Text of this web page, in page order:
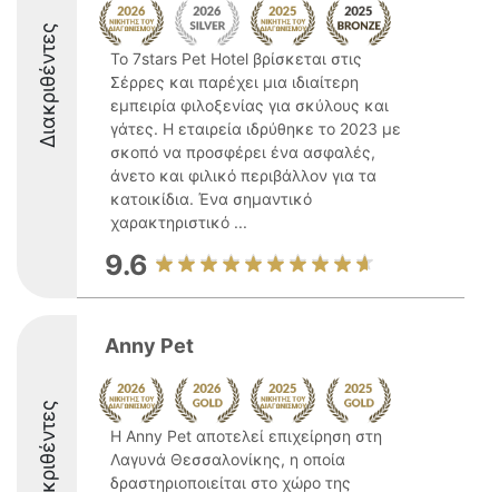
Διακριθέντες
Το 7stars Pet Hotel βρίσκεται στις
Σέρρες και παρέχει μια ιδιαίτερη
εμπειρία φιλοξενίας για σκύλους και
γάτες. Η εταιρεία ιδρύθηκε το 2023 με
σκοπό να προσφέρει ένα ασφαλές,
άνετο και φιλικό περιβάλλον για τα
κατοικίδια. Ένα σημαντικό
χαρακτηριστικό ...
9.6
Διακριθέντες
Anny Pet
Η Anny Pet αποτελεί επιχείρηση στη
Λαγυνά Θεσσαλονίκης, η οποία
δραστηριοποιείται στο χώρο της